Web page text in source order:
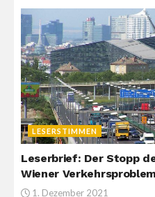
LESERSTIMMEN
Leserbrief: Der Stopp
Wiener
1. Dezember 2021